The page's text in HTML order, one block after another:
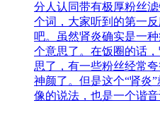
分人认同带有极厚粉丝
个词，大家听到的第一
吧。虽然肾炎确实是一
个意思了。在饭圈的话
思了，有一些粉丝经常
神颜了。但是这个“肾炎
像的说法，也是一个谐音